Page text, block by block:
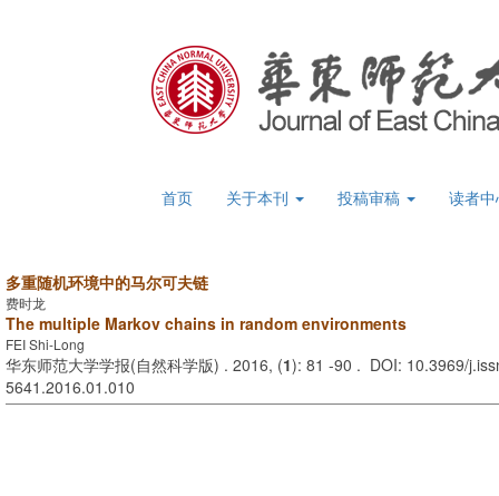
首页 关于本刊 投稿审稿 读者
多重随机环境中的马尔可夫链
费时龙
The multiple Markov chains in random environments
FEI Shi-Long
华东师范大学学报(自然科学版) . 2016, (1): 81 -90 . DOI: 10.3969/
5641.2016.01.010